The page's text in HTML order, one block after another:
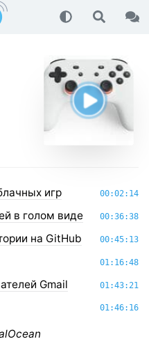
00:02:14
игр
00:36:38
в голом виде
00:45:13
на GitHub
01:16:48
01:43:21
Gmail
01:46:16